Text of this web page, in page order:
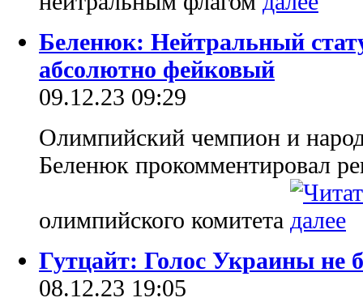
Беленюк: Нейтральный
абсолютно фейковый
09.12.23 09:29
Олимпийский чемпион и
Беленюк прокомментировал
олимпийского комитета
Гутцайт: Голос Украины
08.12.23 19:05